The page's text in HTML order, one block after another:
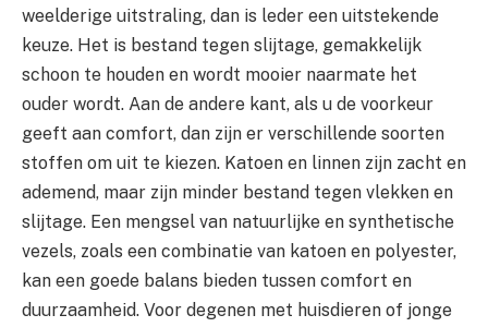
weelderige uitstraling, dan is leder een uitstekende
keuze. Het is bestand tegen slijtage, gemakkelijk
schoon te houden en wordt mooier naarmate het
ouder wordt. Aan de andere kant, als u de voorkeur
geeft aan comfort, dan zijn er verschillende soorten
stoffen om uit te kiezen. Katoen en linnen zijn zacht en
ademend, maar zijn minder bestand tegen vlekken en
slijtage. Een mengsel van natuurlijke en synthetische
vezels, zoals een combinatie van katoen en polyester,
kan een goede balans bieden tussen comfort en
duurzaamheid. Voor degenen met huisdieren of jonge